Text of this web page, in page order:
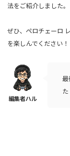
法をご紹介しました。
ぜひ、ペロチェーロ
を楽しんでください！
た